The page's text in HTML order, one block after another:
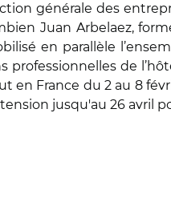
générale des
Juan Arbelaez,
en parallèle
professionnelles de
en France du 2 au 8
jusqu'au 26 avril